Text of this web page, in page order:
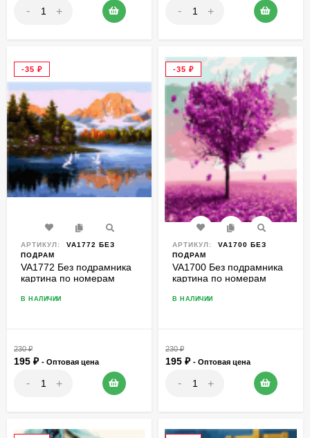
- + - +
-35 ₽
АРТИКУЛ:
VA1772 БЕЗ
ПОДРАМ
VA1772 Без подрамника
картина по номерам
В НАЛИЧИИ
230₽
195 ₽ - Оптовая цена
- +
-35 ₽
АРТИКУЛ:
VA1700 БЕЗ
ПОДРАМ
VA1700 Без подрамника
картина по номерам
В НАЛИЧИИ
230₽
195 ₽ - Оптовая цена
- +